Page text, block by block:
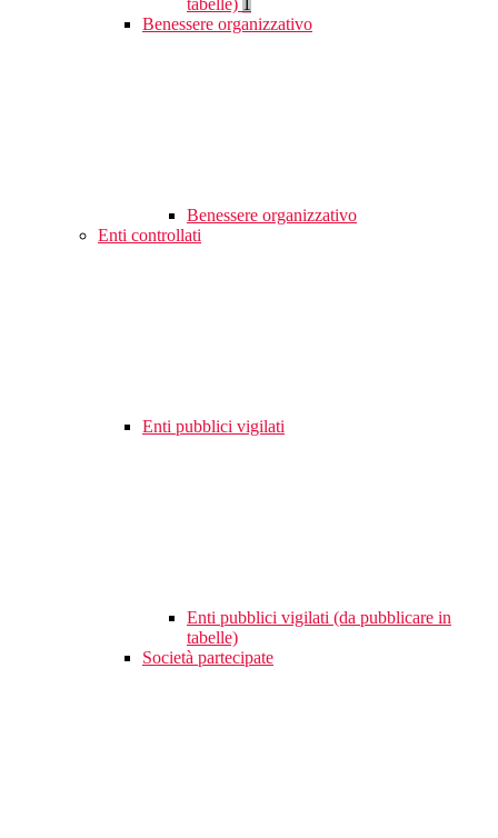
tabelle)
Benessere organizzativo
Benessere organizzativo
Enti controllati
Enti pubblici vigilati
Enti pubblici vigilati (da pubblicare in
tabelle)
Società partecipate